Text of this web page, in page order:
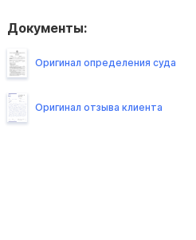
Документы:
Оригинал определения суда
Оригинал отзыва клиента